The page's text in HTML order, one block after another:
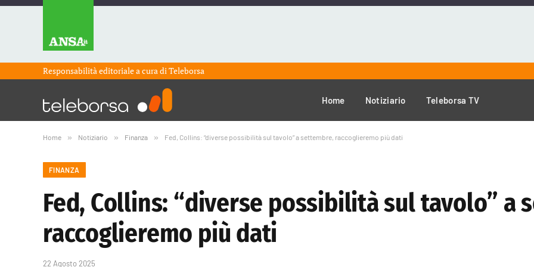
Responsabilità editoriale a cura diTeleborsa
Home Notiziario Teleborsa TV
Home » Notiziario » Finanza » Fed, Collins: “diverse possibilità sul tavolo” a settembre, raccoglieremo più dati
FINANZA
Fed, Collins: “diverse possibilità sul tavolo” a
raccoglieremo più dati
22 Agosto 2025